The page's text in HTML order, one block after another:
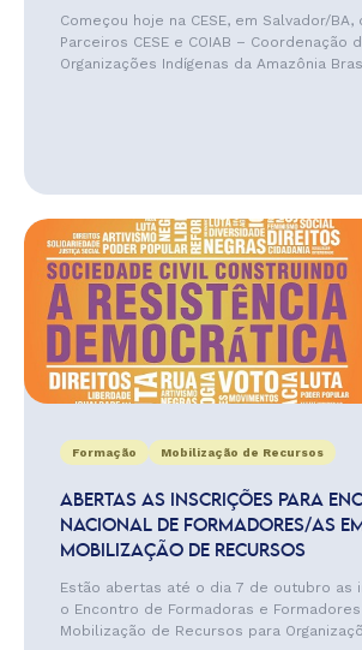
Começou hoje na CESE, em Salvador/
Parceiros CESE e COIAB – Coordenação
Organizações Indígenas da Amazônia
Formação Mobilização de Recursos
ABERTAS AS INSCRIÇÕES PARA
NACIONAL DE FORMADORES/AS EM
MOBILIZAÇÃO DE RECURSOS
Estão abertas até o dia 7 de outubro as
o Encontro de Formadoras e
Mobilização de Recursos para